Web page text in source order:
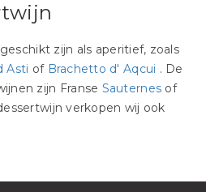
zijn als aperitief, zoals
Asti of Brachetto d' Aqcui . De
zijn Franse Sauternes of
verkopen wij ook